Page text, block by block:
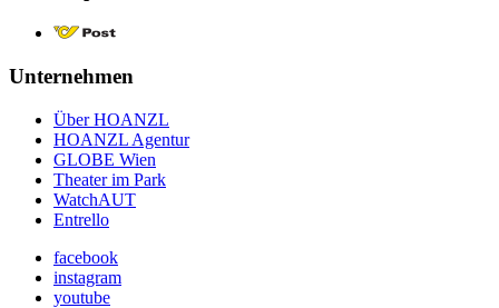
Unternehmen
Über HOANZL
HOANZL Agentur
GLOBE Wien
Theater im Park
WatchAUT
Entrello
facebook
instagram
youtube